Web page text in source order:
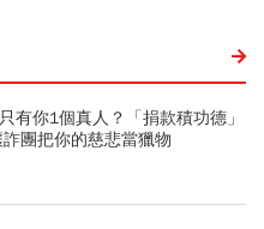
有你1個真人？「捐款積功德」
團把你的慈悲當獵物